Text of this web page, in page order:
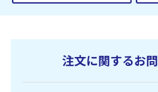
注文に関するお